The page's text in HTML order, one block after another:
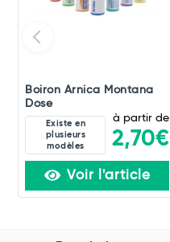
Boiron Arnica Montana
Dose
Existe en
plusieurs
modèles
à partir de
2,70€
Voir l'article